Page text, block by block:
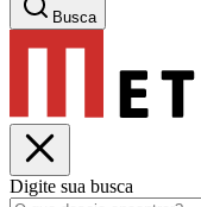
Busca
Digite sua busca